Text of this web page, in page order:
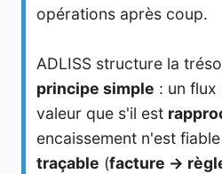
opérations après coup.
ADLISS structure la
principe simple : un flux
valeur que s'il est
encaissement n'est
traçable (facture →